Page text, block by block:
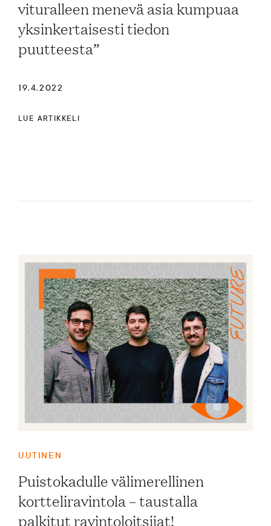
vituralleen menevä asia kumpuaa
yksinkertaisesti tiedon
puutteesta”
19.4.2022
LUE ARTIKKELI
UUTINEN
Puistokadulle välimerellinen
kortteliravintola – taustalla
palkitut ravintoloitsijat!